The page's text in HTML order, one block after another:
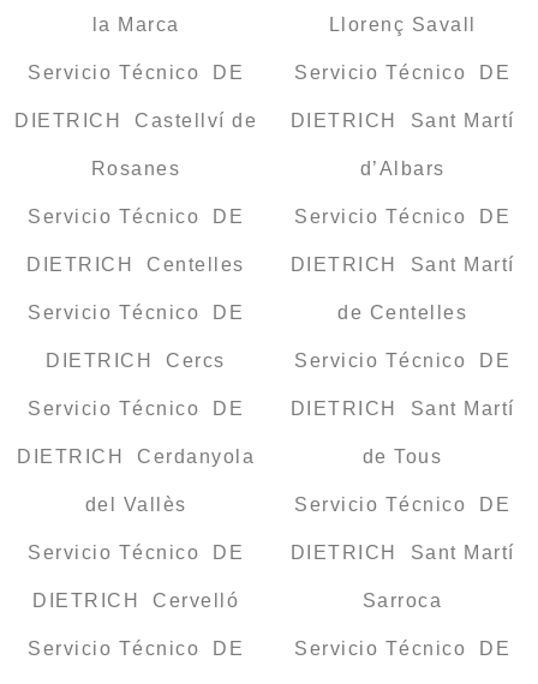
la Marca
Servicio Técnico DE
DIETRICH Castellví de
Rosanes
Servicio Técnico DE
DIETRICH Centelles
Servicio Técnico DE
DIETRICH Cercs
Servicio Técnico DE
DIETRICH Cerdanyola
del Vallès
Servicio Técnico DE
DIETRICH Cervelló
Servicio Técnico DE
Llorenç Savall
Servicio Técnico DE
DIETRICH Sant Martí
d’Albars
Servicio Técnico DE
DIETRICH Sant Martí
de Centelles
Servicio Técnico DE
DIETRICH Sant Martí
de Tous
Servicio Técnico DE
DIETRICH Sant Martí
Sarroca
Servicio Técnico DE